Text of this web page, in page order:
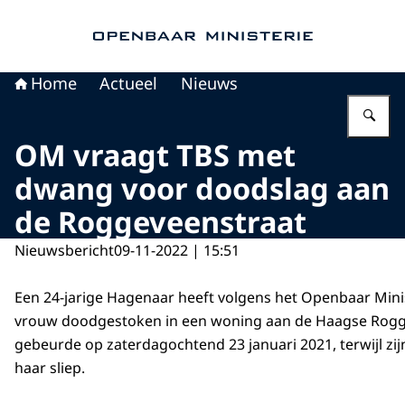
Home Actueel Nieuws
OM vraagt TBS met
dwang voor doodslag aan
de Roggeveenstraat
Nieuwsbericht09-11-2022 | 15:51
Een 24-jarige Hagenaar heeft volgens het Openbaar
vrouw doodgestoken in een woning aan de Haagse
gebeurde op zaterdagochtend 23 januari 2021, terwijl
haar sliep.